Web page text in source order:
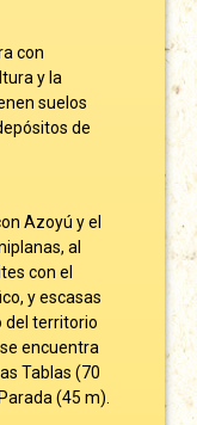
con
y la
suelos
de
Azoyú y el
al
con el
y escasas
del territorio
encuentra
Tablas (70
(45 m).